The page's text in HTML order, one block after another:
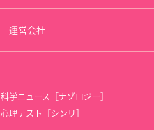
運営会社
科学ニュース［ナゾロジー］
心理テスト［シンリ］